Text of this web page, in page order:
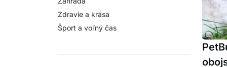
Zdravie a krása
Šport a voľný čas